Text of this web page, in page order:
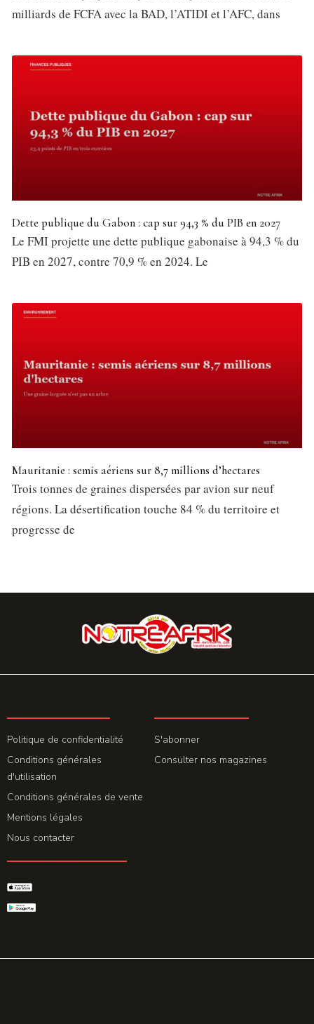
milliards de FCFA avec la BAD, l’ATIDI et l’AFC, dans
Dette publique du Gabon : cap sur 94,3 % du PIB en 2027
Le FMI projette une dette publique gabonaise à 94,3 % du
PIB en 2027, contre 70,9 % en 2024. Le
Mauritanie : semis aériens sur 8,7 millions d’hectares
Trois tonnes de graines dispersées par avion sur neuf
régions. La désertification touche 84 % du territoire et
progresse de
Politique de confidentialité
Conditions générales
d'utilisation
Conditions générales de vente
Mentions légales
Nous contacter
S'abonner
Consulter nos magazines